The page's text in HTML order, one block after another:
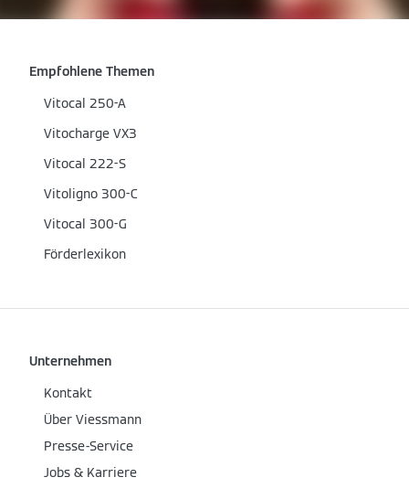
Empfohlene Themen
Vitocal 250-A
Vitocharge VX3
Vitocal 222-S
Vitoligno 300-C
Vitocal 300-G
Förderlexikon
Unternehmen
Kontakt
Über Viessmann
Presse-Service
Jobs & Karriere